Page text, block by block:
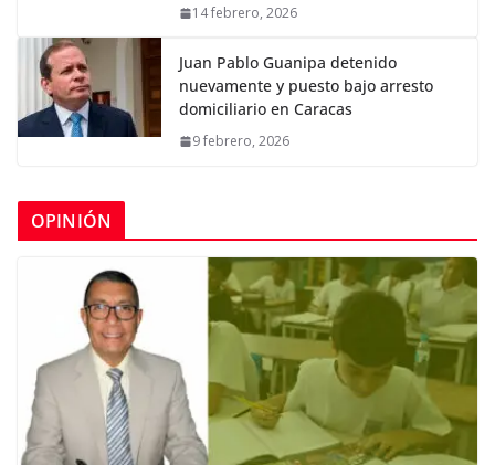
14 febrero, 2026
Juan Pablo Guanipa detenido
nuevamente y puesto bajo arresto
domiciliario en Caracas
9 febrero, 2026
OPINIÓN